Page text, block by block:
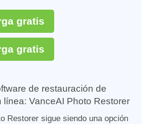
gratis
gratis
de restauración de
línea: VanceAI Photo Restorer
Restorer sigue siendo una opción